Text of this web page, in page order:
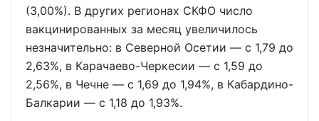
(3,00%). В других регионах СКФО число
вакцинированных за месяц увеличилось
незначительно: в Северной Осетии — с 1,79 до
2,63%, в Карачаево-Черкесии — с 1,59 до
2,56%, в Чечне — с 1,69 до 1,94%, в Кабардино-
Балкарии — с 1,18 до 1,93%.